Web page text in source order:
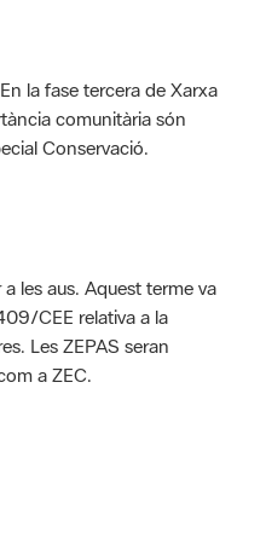
la fase tercera de Xarxa
comunitària són
Conservació.
les aus. Aquest terme va
CEE relativa a la
Les ZEPAS seran
a ZEC.
media es de 0 estrellas de